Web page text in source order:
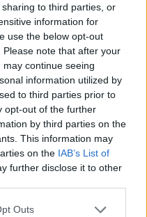
to third parties, or
information for
use the below opt-out
note that after your
continue seeing
information utilized by
to third parties prior to
opt-out of the further
by third parties on the
This information may
on the IAB’s List of
further disclose it to other
one or more Google
Outs
prestazioni salienti